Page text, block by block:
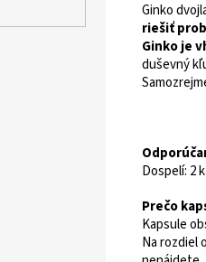
Ginko
riešiť
Ginko je
duševný
Dospelí: 2
Prečo
Kapsule
Na rozdiel